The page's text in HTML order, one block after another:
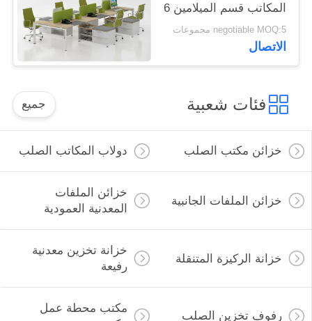
المكاتب قسم الميلامين 6
شخص
negotiable MOQ:5 مجموعات
الاتصال
فئات شعبية جميع
خزائن مكتب الصلب دولاب المكاتب الصلب
خزائن الملفات الجانبية
خزائن الملفات
المعدنية العمودية
خزانة الركيزة المتنقلة
خزانة تخزين معدنية
رفيعة
رفوف تخزين الصلب
مكتب محطة عمل